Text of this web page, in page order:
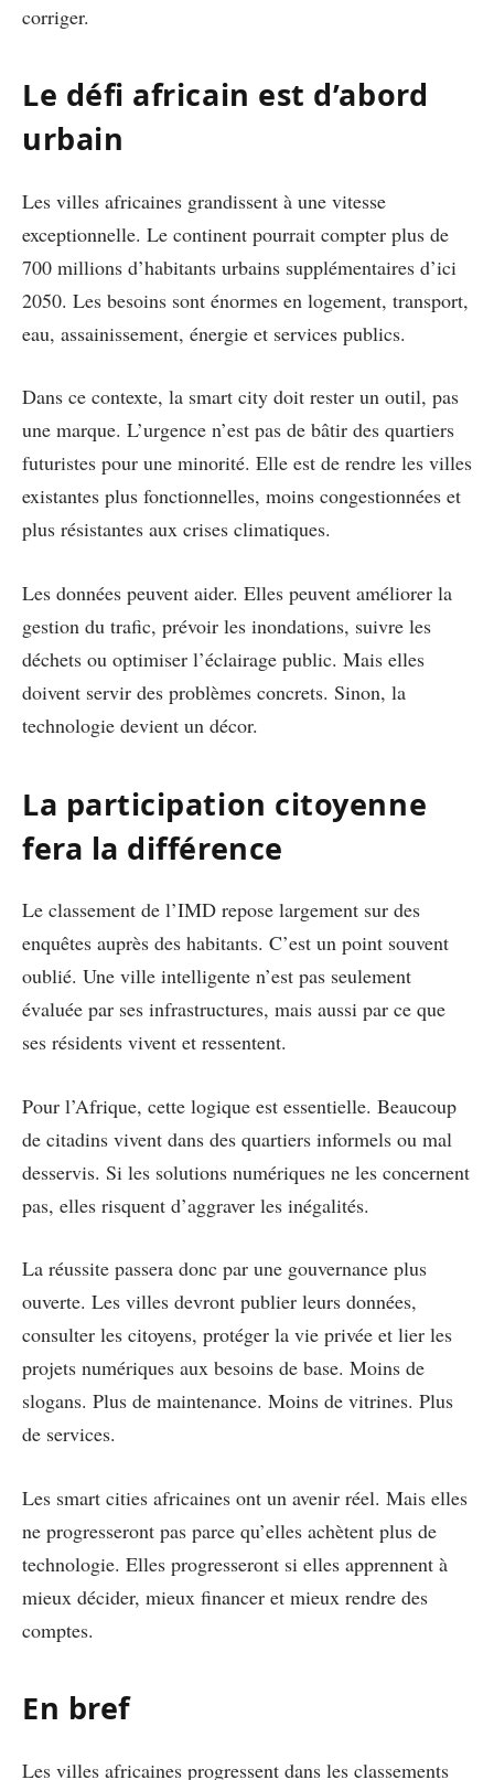
corriger.
Le défi africain est d’abord
urbain
Les villes africaines grandissent à une vitesse
exceptionnelle. Le continent pourrait compter plus de
700 millions d’habitants urbains supplémentaires d’ici
2050. Les besoins sont énormes en logement, transport,
eau, assainissement, énergie et services publics.
Dans ce contexte, la smart city doit rester un outil, pas
une marque. L’urgence n’est pas de bâtir des quartiers
futuristes pour une minorité. Elle est de rendre les villes
existantes plus fonctionnelles, moins congestionnées et
plus résistantes aux crises climatiques.
Les données peuvent aider. Elles peuvent améliorer la
gestion du trafic, prévoir les inondations, suivre les
déchets ou optimiser l’éclairage public. Mais elles
doivent servir des problèmes concrets. Sinon, la
technologie devient un décor.
La participation citoyenne
fera la différence
Le classement de l’IMD repose largement sur des
enquêtes auprès des habitants. C’est un point souvent
oublié. Une ville intelligente n’est pas seulement
évaluée par ses infrastructures, mais aussi par ce que
ses résidents vivent et ressentent.
Pour l’Afrique, cette logique est essentielle. Beaucoup
de citadins vivent dans des quartiers informels ou mal
desservis. Si les solutions numériques ne les concernent
pas, elles risquent d’aggraver les inégalités.
La réussite passera donc par une gouvernance plus
ouverte. Les villes devront publier leurs données,
consulter les citoyens, protéger la vie privée et lier les
projets numériques aux besoins de base. Moins de
slogans. Plus de maintenance. Moins de vitrines. Plus
de services.
Les smart cities africaines ont un avenir réel. Mais elles
ne progresseront pas parce qu’elles achètent plus de
technologie. Elles progresseront si elles apprennent à
mieux décider, mieux financer et mieux rendre des
comptes.
En bref
Les villes africaines progressent dans les classements